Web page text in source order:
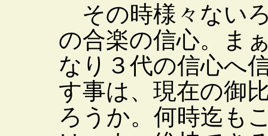
その時様々ない
の合楽の信心。ま
なり３代の信心へ
す事は、現在の御
ろうか。何時迄も